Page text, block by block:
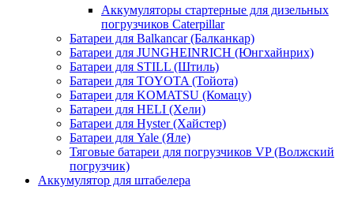
Аккумуляторы стартерные для дизельных
погрузчиков Caterpillar
Батареи для Balkancar (Балканкар)
Батареи для JUNGHEINRICH (Юнгхайнрих)
Батареи для STILL (Штиль)
Батареи для TOYOTA (Тойота)
Батареи для KOMATSU (Комацу)
Батареи для HELI (Хели)
Батареи для Hyster (Хайстер)
Батареи для Yale (Яле)
Тяговые батареи для погрузчиков VP (Волжский
погрузчик)
Аккумулятор для штабелера